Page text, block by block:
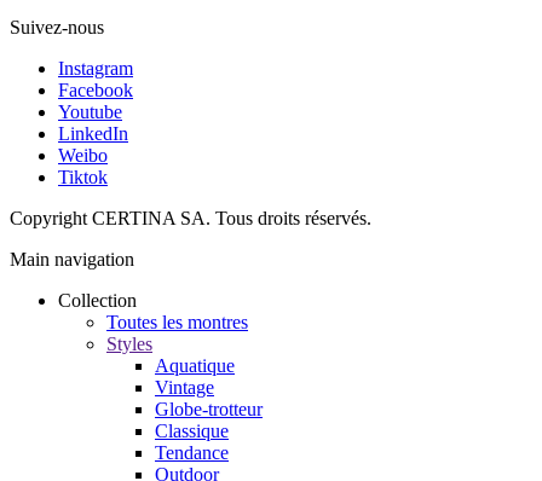
Suivez-nous
Instagram
Facebook
Youtube
LinkedIn
Weibo
Tiktok
Copyright CERTINA SA. Tous droits réservés.
Main navigation
Collection
Toutes les montres
Styles
Aquatique
Vintage
Globe-trotteur
Classique
Tendance
Outdoor